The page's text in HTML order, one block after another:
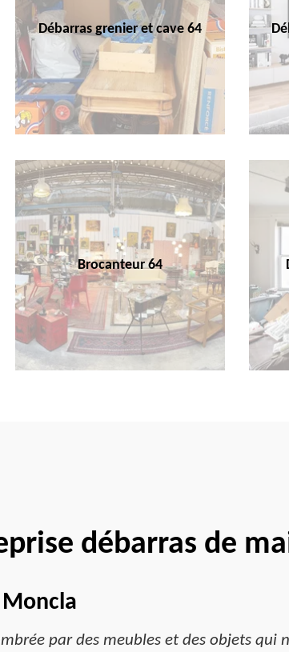
Débarras grenier et cave 64
Brocanteur 64
débarras de
par des meubles et des objets qui